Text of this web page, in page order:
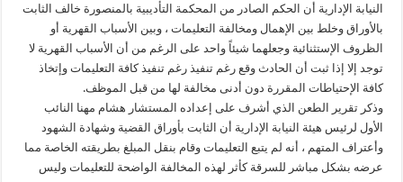
النيابة الإدارية أن الحكم الصادر من المحكمة التأديبية بالمنصورة خالف الثابت
بالأوراق وخلط بين الإهمال ومخالفة التعليمات ، وبين الأسباب القهرية أو
الظروف الإستثنائية وجعلهما شيئاً واحد على الرغم من أن الأسباب القهرية لا
توجد إلا إذا ثبت أن الحادث وقع رغم تنفيذ رغم تنفيذ كافة التعليمات وإتخاذ
كافة الإحتياطات المقررة دون أدنى مخالفة لها من قبل الموظف.
وذكر تقرير الطعن الذي أشرف على إعداده المستشار هشام مهنا النائب
الأول لرئيس هيئة النيابة الإدارية أن الثابت بأوراق القضية وشهادة الشهود
وأعتراف المتهم ، أنه لم يتبع التعليمات وقام بنقل المبلغ بطريقته الخاصة مما
عرضه بشكل مباشر للسرقة كأثر لهذه المخالفة الواضحة للتعليمات وليس